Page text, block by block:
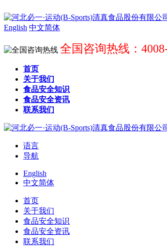
English 中文简体
全国咨询热线：
首页
关于我们
食品安全知识
食品安全资讯
联系我们
语言
导航
English
中文简体
首页
关于我们
食品安全知识
食品安全资讯
联系我们